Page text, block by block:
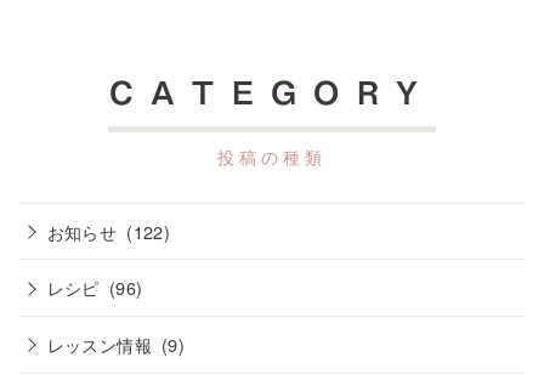
CATEGORY
お知らせ (122)
レシピ (96)
レッスン情報 (9)